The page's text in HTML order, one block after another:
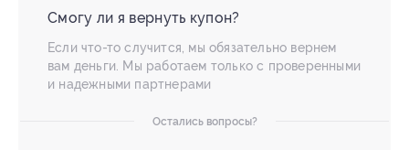
Смогу ли я вернуть купон?
Если что-то случится, мы обязательно вернем
вам деньги. Мы работаем только с проверенными
и надежными партнерами
Остались вопросы?